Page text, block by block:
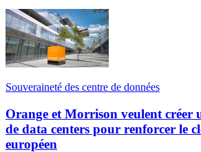
Souveraineté des centre de données
Orange et Morrison veulent créer
de data centers pour renforcer le
européen